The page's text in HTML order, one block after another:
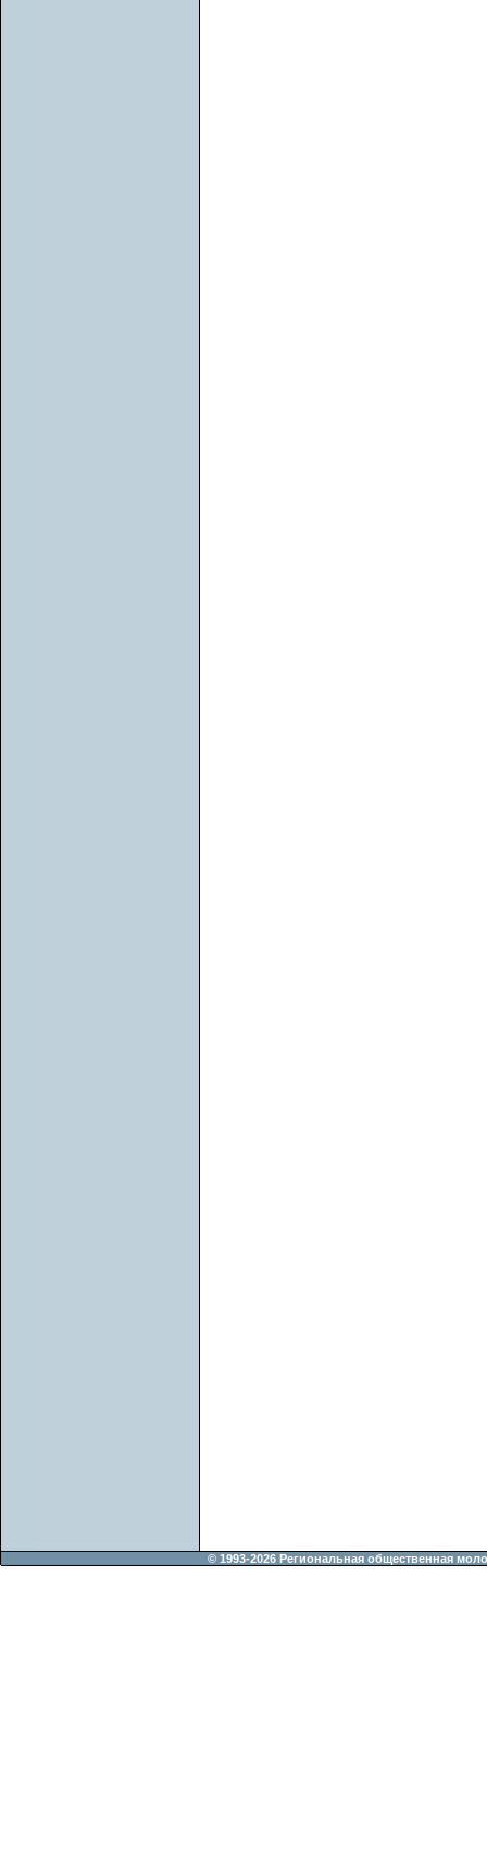
© 1993-2026 Региональная общественная